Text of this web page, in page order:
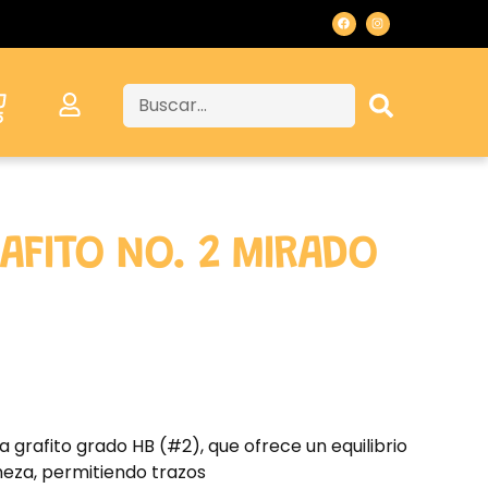
NO. 2 MIRADO
grafito grado HB (#2), que ofrece un equilibrio
permitiendo trazos